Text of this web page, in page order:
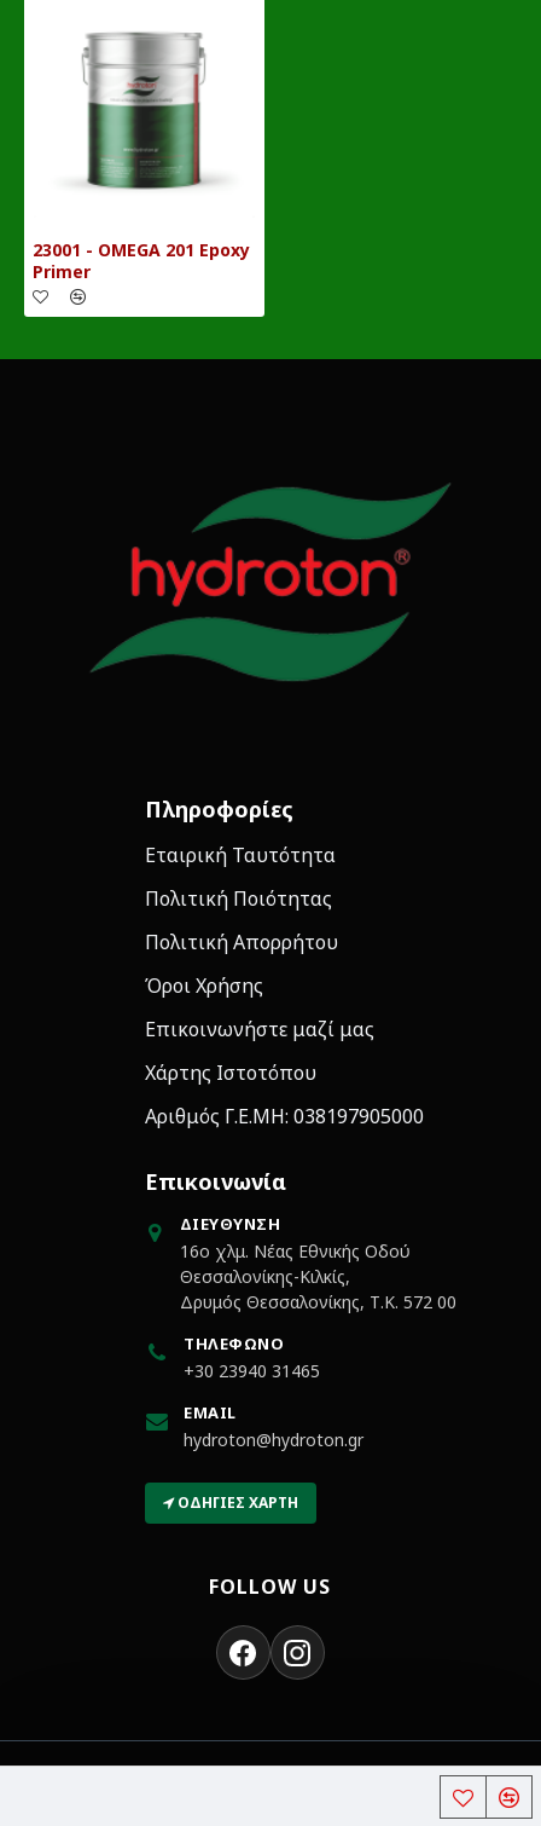
23001 - OMEGA 201 Epoxy
Primer
Πληροφορίες
Εταιρική Ταυτότητα
Πολιτική Ποιότητας
Πολιτική Απορρήτου
Όροι Χρήσης
Επικοινωνήστε μαζί μας
Χάρτης Ιστοτόπου
Αριθμός Γ.Ε.ΜΗ: 038197905000
Επικοινωνία
ΔΙΕΎΘΥΝΣΗ
16ο χλμ. Νέας Εθνικής Οδού
Θεσσαλονίκης-Κιλκίς,
Δρυμός Θεσσαλονίκης, Τ.Κ. 572 00
ΤΗΛΈΦΩΝΟ
+30 23940 31465
EMAIL
hydroton@hydroton.gr
ΟΔΗΓΊΕΣ ΧΆΡΤΗ
FOLLOW US
Χρώματα και Βερνίκια | Hydroton